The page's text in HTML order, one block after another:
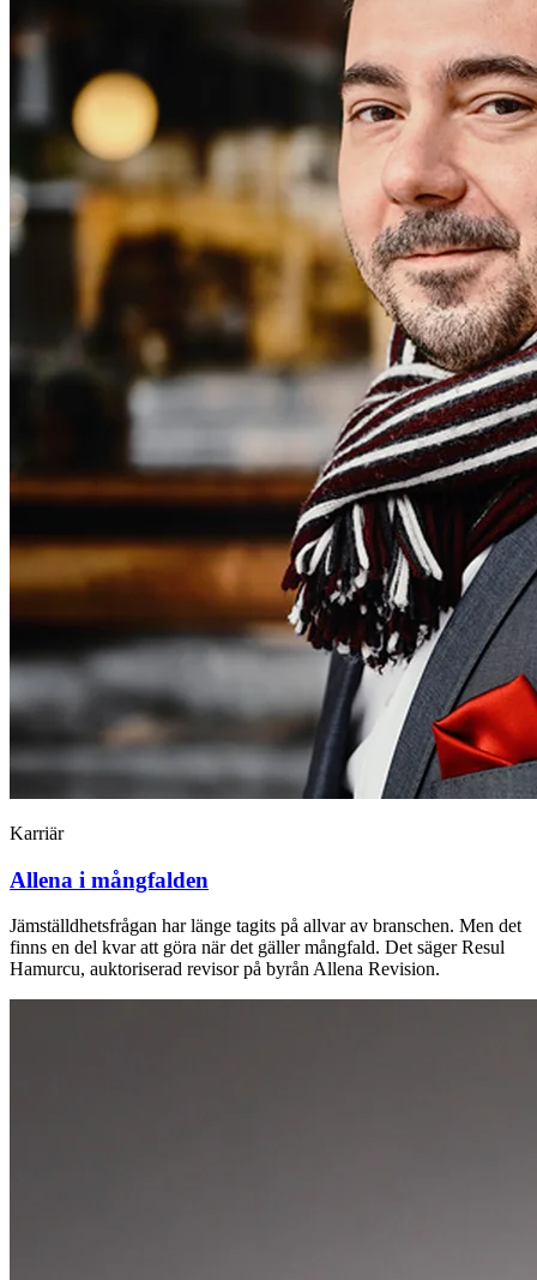
Karriär
Allena i mångfalden
Jämställdhetsfrågan har länge tagits på allvar av branschen. Men det
finns en del kvar att göra när det gäller mångfald. Det säger Resul
Hamurcu, ­auktoriserad ­revisor på byrån Allena ­Revision.